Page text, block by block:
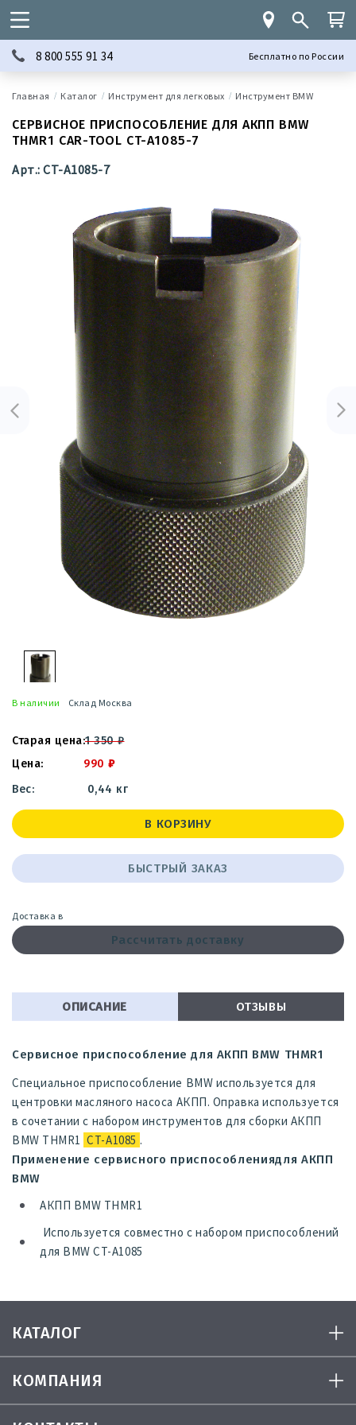
8 800 555 91 34 Бесплатно по России
Каталог Инструмент для легковых Инструмент BMW
СЕРВИСНОЕ ПРИСПОСОБЛЕНИЕ ДЛЯ АКПП BMW
THMR1 CAR-TOOL CT-A1085-7
Арт.: CT-A1085-7
1 350₽
990 ₽
0,44 кг
БЫСТРЫЙ ЗАКАЗ
В КОРЗИНУ
Склад Москва
В наличии
Доставка в
Рассчитать доставку
ОПИСАНИЕ ОТЗЫВЫ
Сервисное приспособление для АКПП BMW THMR1
Специальное приспособление BMW используется для
центровки масляного насоса АКПП. Оправка используется
в сочетании с набором инструментов для сборки АКПП
BMW THMR1 CT-A1085 .
Применение сервисного приспособлениядля АКПП
BMW
АКПП BMW THMR1
Используется совместно с набором приспособлений
для BMW CT-A1085
КАТАЛОГ
КОМПАНИЯ